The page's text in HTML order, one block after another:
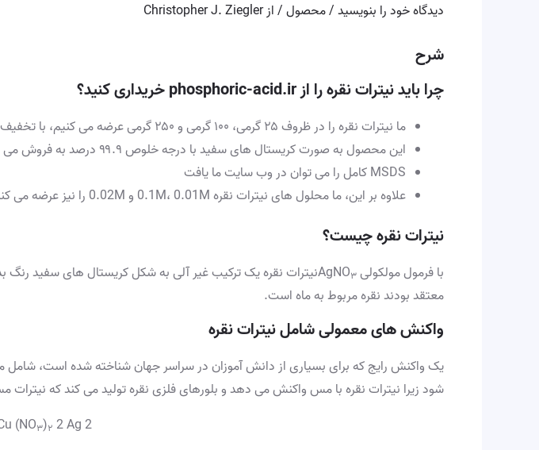
دیدگاه‌ خود را بنویسید/محصول/ ازChristopher J. Ziegler
شرح
چرا باید نیترات نقره را از phosphoric-acid.ir خریداری کنید؟
ما نیترات نقره را در ظروف ۲۵ گرمی، ۱۰۰ گرمی و ۲۵۰ گرمی عرضه می کنیم، با تخفیف برای سفارشات عمده
این محصول به صورت کریستال های سفید با درجه خلوص ۹۹.۹ درصد به فروش می رسد
MSDS کامل را می توان در وب سایت ما یافت
علاوه بر این، ما محلول های نیترات نقره 0.1M، 0.01M و 0.02M را نیز عرضه می کنیم.
نیترات نقره چیست؟
با فرمول مولکولی AgNO ۳
نیترات نقره یک ترکیب غیر آلی به شکل کریستال های سفید رنگ
معتقد بودند نقره مربوط به ماه است.
واکنش های معمولی شامل نیترات نقره
یک واکنش رایج که برای بسیاری از دانش آموزان در سراسر جهان شناخته شده است،
شود زیرا نیترات نقره با مس واکنش می دهد و بلورهای فلزی نقره تولید می کند که
2 AgNO
(NO۳)۲ 2 Ag